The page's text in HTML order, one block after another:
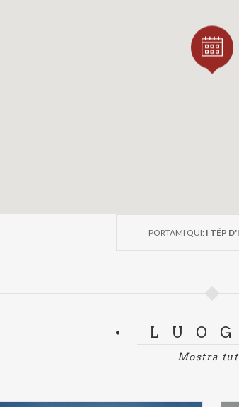
PORTAMI QUI: I TÉP
Mostra